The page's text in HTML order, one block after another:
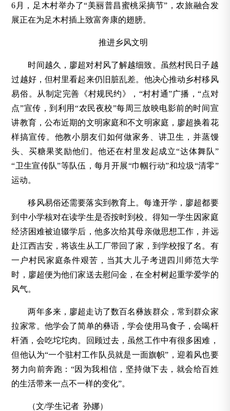
6月，足木村举办了“美丽普昌蜜桃采摘节”，农旅融合发
展正在为足木村插上致富奔康的翅膀。
推进乡风文明
时间越久，廖超对村风了解越细致。虽然村民日子越
过越好，但村里看起来仍旧脏乱差。他决心推动乡村移风
易俗。从制定完善《村规民约》，“村村通”广播，“点对
点”宣传，到利用“农民夜校”每周三放映电影前的时间宣
讲教育，公布近期的文明家庭和不文明家庭，廖超换着花
样搞宣传。他教小朋友们如何做家务、讲卫生，并蒸馒
头、买糖果奖励他们。他还在村里发起成立“达体舞队”
“卫生宣传队”等队伍，每月开展“巾帼行动”和垃圾“清零”
运动。
移风易俗还需要落实到教育上。每逢开学，廖超都要
到中小学核对在读学生是否按时到校。得知一学生因家庭
经济困难被迫辍学后，他多次给其母亲做思想工作，并远
赴江西吉安，将该生从工厂带回了家，到学校报了名。有
一户村民家庭条件艰苦，当其大儿子考进四川师范大学
时，廖超便为他们家送去慰问金，在全村树起重学爱学的
风气。
两年多来，廖超走访了数百名彝族群众，常到群众家
拉家常。他学会了简单的彝语，学会使用马食子，会喝杆
杆酒，会吃坨坨肉。回顾过去，虽然工作中有很多困难，
但他认为“一个驻村工作队员就是一面旗帜”，迎着风也要
努力向前奔跑：“因为我相信，坚持做下去，就会给百姓
的生活带来一点不一样的变化”。
（文/学生记者 孙娜）